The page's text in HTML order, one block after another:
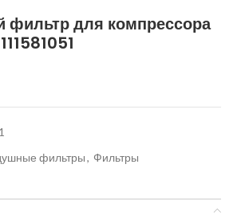
для компрессора
фильтры, Фильтры